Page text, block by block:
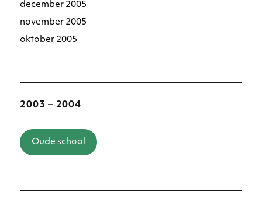
december 2005
november 2005
oktober 2005
2003 – 2004
Oude school